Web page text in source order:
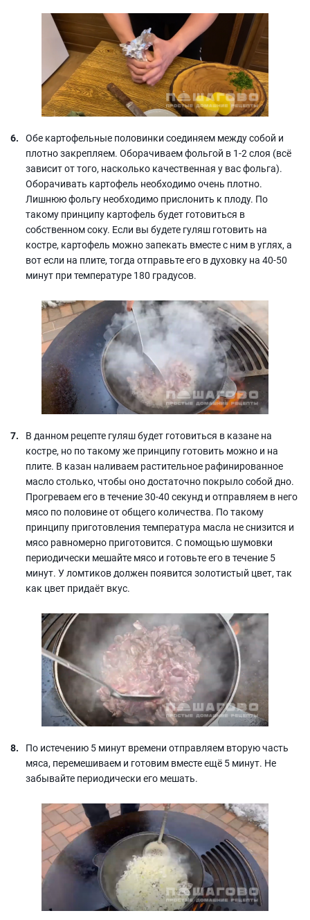
Обе картофельные половинки соединяем между собой и
плотно закрепляем. Оборачиваем фольгой в 1-2 слоя (всё
зависит от того, насколько качественная у вас фольга).
Оборачивать картофель необходимо очень плотно.
Лишнюю фольгу необходимо прислонить к плоду. По
такому принципу картофель будет готовиться в
собственном соку. Если вы будете гуляш готовить на
костре, картофель можно запекать вместе с ним в углях, а
вот если на плите, тогда отправьте его в духовку на 40-50
минут при температуре 180 градусов.
В данном рецепте гуляш будет готовиться в казане на
костре, но по такому же принципу готовить можно и на
плите. В казан наливаем растительное рафинированное
масло столько, чтобы оно достаточно покрыло собой дно.
Прогреваем его в течение 30-40 секунд и отправляем в него
мясо по половине от общего количества. По такому
принципу приготовления температура масла не снизится и
мясо равномерно приготовится. С помощью шумовки
периодически мешайте мясо и готовьте его в течение 5
минут. У ломтиков должен появится золотистый цвет, так
как цвет придаёт вкус.
По истечению 5 минут времени отправляем вторую часть
мяса, перемешиваем и готовим вместе ещё 5 минут. Не
забывайте периодически его мешать.